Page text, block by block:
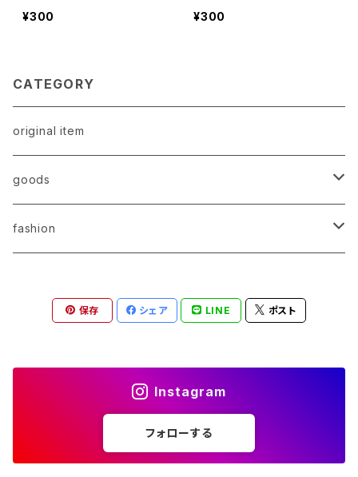
¥300
¥300
CATEGORY
original item
goods
original item
fashion
select item
保存 シェア LINE ポスト
Instagram
フォローする